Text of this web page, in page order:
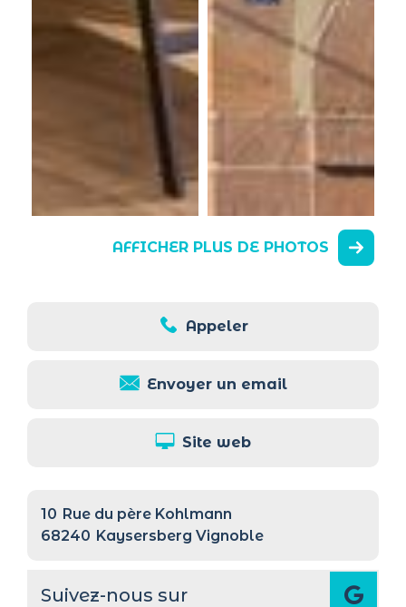
AFFICHER PLUS DE PHOTOS
Appeler
Envoyer un email
Site web
10 Rue du père Kohlmann
68240 Kaysersberg Vignoble
Suivez-nous sur